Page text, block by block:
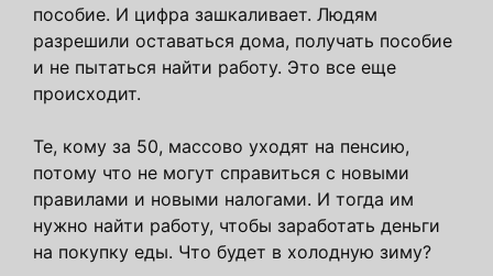
пособие. И цифра зашкаливает. Людям
разрешили оставаться дома, получать пособие
и не пытаться найти работу. Это все еще
происходит.
Те, кому за 50, массово уходят на пенсию,
потому что не могут справиться с новыми
правилами и новыми налогами. И тогда им
нужно найти работу, чтобы заработать деньги
на покупку еды. Что будет в холодную зиму?